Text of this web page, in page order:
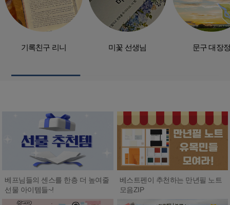
기록친구 리니 미꽃 선생님 문구 대장정
베프님들의 센스를 한층 더 높여줄
선물 아이템들~!
베스트펜이 추천하는 만년필 노트
모음ZIP